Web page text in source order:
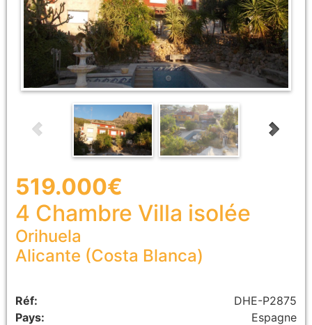
519.000€
4 Chambre Villa isolée
Orihuela
Alicante (Costa Blanca)
Réf:
DHE-P2875
Pays:
Espagne